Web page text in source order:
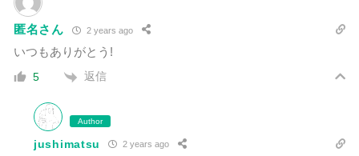
匿名さん 2 years ago
いつもありがとう!
5 返信
Author
jushimatsu 2 years ago